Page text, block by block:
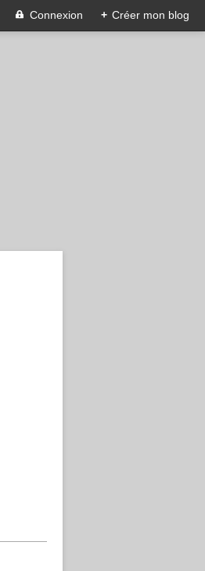
Connexion + Créer mon blog